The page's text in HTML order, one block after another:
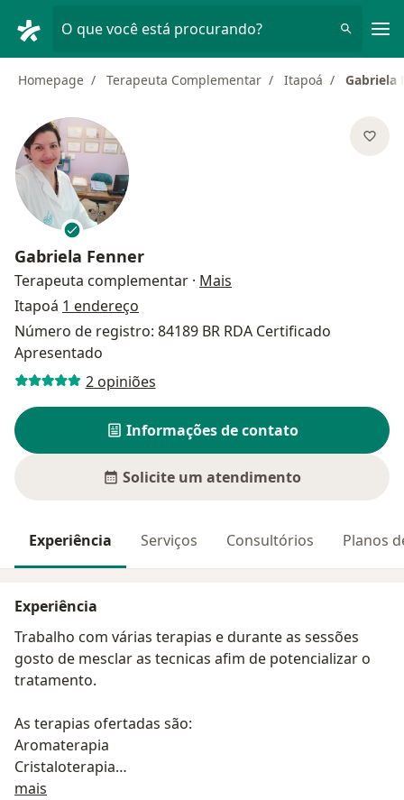
O que você está procurando?
Homepage Terapeuta Complementar Itapoá Gabriela
Gabriela Fenner
Terapeuta complementar · Mais
Itapoá 1 endereço
Número de registro: 84189 BR RDA Certificado
Apresentado
2 opiniões
Informações de contato
Solicite um atendimento
Experiência Serviços Consultórios Planos
Experiência
Trabalho com várias terapias e durante as sessões
gosto de mesclar as tecnicas afim de potencializar o
tratamento.
As terapias ofertadas são:
Aromaterapia
Cristaloterapia
Cromoterapia
mais